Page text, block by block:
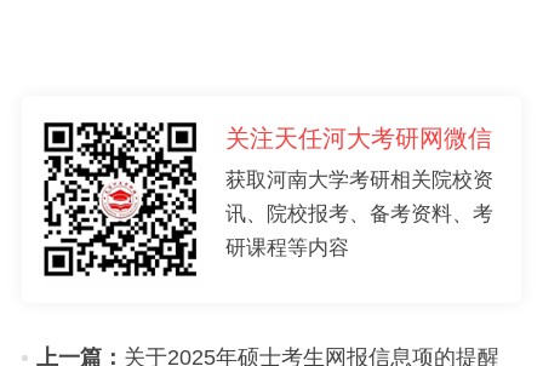
关注天任河大考研网微信
获取河南大学考研相关院校资
讯、院校报考、备考资料、考
研课程等内容
上一篇： 关于2025年硕士考生网报信息项的提醒